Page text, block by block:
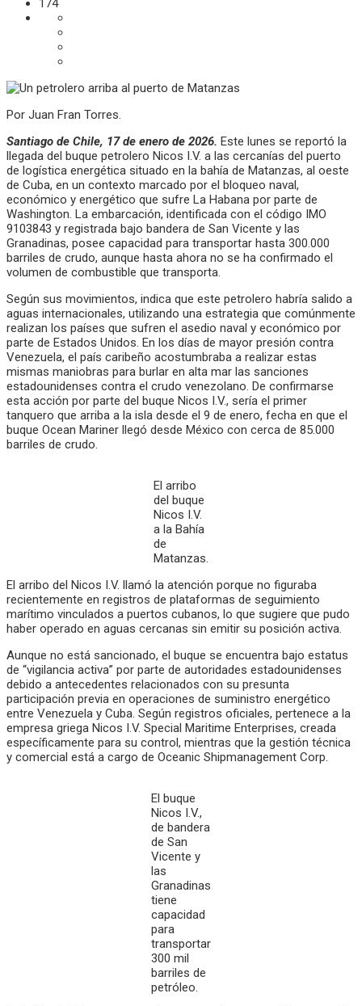
174
Por Juan Fran Torres.
Santiago de Chile, 17 de enero de 2026. Este lunes se reportó la
llegada del buque petrolero Nicos I.V. a las cercanías del puerto
de logística energética situado en la bahía de Matanzas, al oeste
de Cuba, en un contexto marcado por el bloqueo naval,
económico y energético que sufre La Habana por parte de
Washington. La embarcación, identificada con el código IMO
9103843 y registrada bajo bandera de San Vicente y las
Granadinas, posee capacidad para transportar hasta 300.000
barriles de crudo, aunque hasta ahora no se ha confirmado el
volumen de combustible que transporta.
Según sus movimientos, indica que este petrolero habría salido a
aguas internacionales, utilizando una estrategia que comúnmente
realizan los países que sufren el asedio naval y económico por
parte de Estados Unidos. En los días de mayor presión contra
Venezuela, el país caribeño acostumbraba a realizar estas
mismas maniobras para burlar en alta mar las sanciones
estadounidenses contra el crudo venezolano. De confirmarse
esta acción por parte del buque Nicos I.V., sería el primer
tanquero que arriba a la isla desde el 9 de enero, fecha en que el
buque Ocean Mariner llegó desde México con cerca de 85.000
barriles de crudo.
El arribo
del buque
Nicos I.V.
a la Bahía
de
Matanzas.
El arribo del Nicos I.V. llamó la atención porque no figuraba
recientemente en registros de plataformas de seguimiento
marítimo vinculados a puertos cubanos, lo que sugiere que pudo
haber operado en aguas cercanas sin emitir su posición activa.
Aunque no está sancionado, el buque se encuentra bajo estatus
de “vigilancia activa” por parte de autoridades estadounidenses
debido a antecedentes relacionados con su presunta
participación previa en operaciones de suministro energético
entre Venezuela y Cuba. Según registros oficiales, pertenece a la
empresa griega Nicos I.V. Special Maritime Enterprises, creada
específicamente para su control, mientras que la gestión técnica
y comercial está a cargo de Oceanic Shipmanagement Corp.
El buque
Nicos I.V.,
de bandera
de San
Vicente y
las
Granadinas
tiene
capacidad
para
transportar
300 mil
barriles de
petróleo.